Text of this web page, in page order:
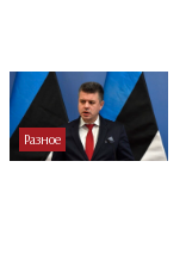
Разное